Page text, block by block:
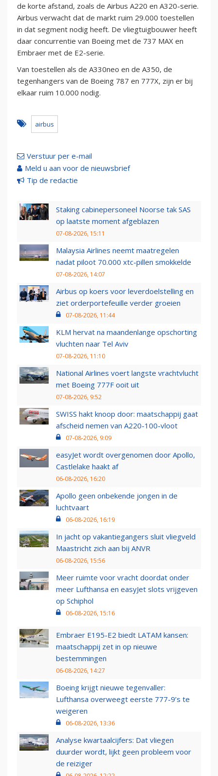
de korte afstand, zoals de Airbus A220 en A320-serie.
Airbus verwacht dat de markt ruim 29.000 toestellen
in dat segment nodig heeft. De vliegtuigbouwer heeft
daar concurrentie van Boeing met de 737 MAX en
Embraer met de E2-serie.
Van toestellen als de A330neo en de A350, de
tegenhangers van de Boeing 787 en 777X, zijn er bij
elkaar ruim 10.000 nodig.
airbus
Verstuur per e-mail
Meld u aan voor de nieuwsbrief
Tip de redactie
Staking cabinepersoneel Noorse tak SAS
op laatste moment afgeblazen
07-08-2026, 15:11
Malaysia Airlines neemt maatregelen
nadat piloot 70.000 xtc-pillen smokkelde
07-08-2026, 14:07
Airbus op koers voor leverdoelstelling en
ziet orderportefeuille verder groeien
07-08-2026, 11:44
KLM hervat na maandenlange opschorting
vluchten naar Tel Aviv
07-08-2026, 11:10
National Airlines voert langste vrachtvlucht
met Boeing 777F ooit uit
07-08-2026, 9:52
SWISS hakt knoop door: maatschappij gaat
afscheid nemen van A220-100-vloot
07-08-2026, 9:09
easyJet wordt overgenomen door Apollo,
Castlelake haakt af
06-08-2026, 16:20
Apollo geen onbekende jongen in de
luchtvaart
06-08-2026, 16:19
In jacht op vakantiegangers sluit vliegveld
Maastricht zich aan bij ANVR
06-08-2026, 15:56
Meer ruimte voor vracht doordat onder
meer Lufthansa en easyJet slots vrijgeven
op Schiphol
06-08-2026, 15:16
Embraer E195-E2 biedt LATAM kansen:
maatschappij zet in op nieuwe
bestemmingen
06-08-2026, 14:27
Boeing krijgt nieuwe tegenvaller:
Lufthansa overweegt eerste 777-9’s te
weigeren
06-08-2026, 13:36
Analyse kwartaalcijfers: Dat vliegen
duurder wordt, lijkt geen probleem voor
de reiziger